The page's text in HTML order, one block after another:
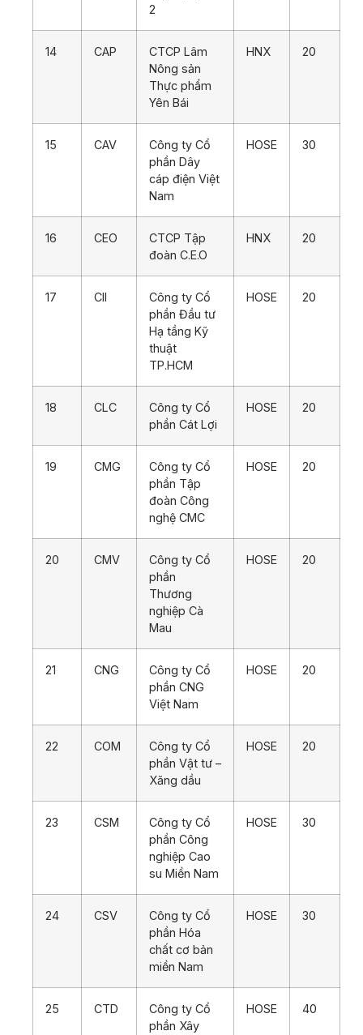
2
14 CAP
CTCP Lâm
Nông sản
Thực phẩm
Yên Bái
HNX 20
15 CAV
Công ty Cổ
phần Dây
cáp điện Việt
Nam
HOSE 30
16 CEO
CTCP Tập
đoàn C.E.O
HNX 20
17 CII
Công ty Cổ
phần Đầu tư
Hạ tầng Kỹ
thuật
TP.HCM
HOSE 20
18 CLC
Công ty Cổ
phần Cát Lợi
HOSE 20
19 CMG
Công ty Cổ
phần Tập
đoàn Công
nghệ CMC
HOSE 20
20 CMV
Công ty Cổ
phần
Thương
nghiệp Cà
Mau
HOSE 20
21 CNG
Công ty Cổ
phần CNG
Việt Nam
HOSE 20
22 COM
Công ty Cổ
phần Vật tư –
Xăng dầu
HOSE 20
23 CSM
Công ty Cổ
phần Công
nghiệp Cao
su Miền Nam
HOSE 30
24 CSV
Công ty Cổ
phần Hóa
chất cơ bản
miền Nam
HOSE 30
25 CTD
Công ty Cổ
phần Xây
HOSE 40